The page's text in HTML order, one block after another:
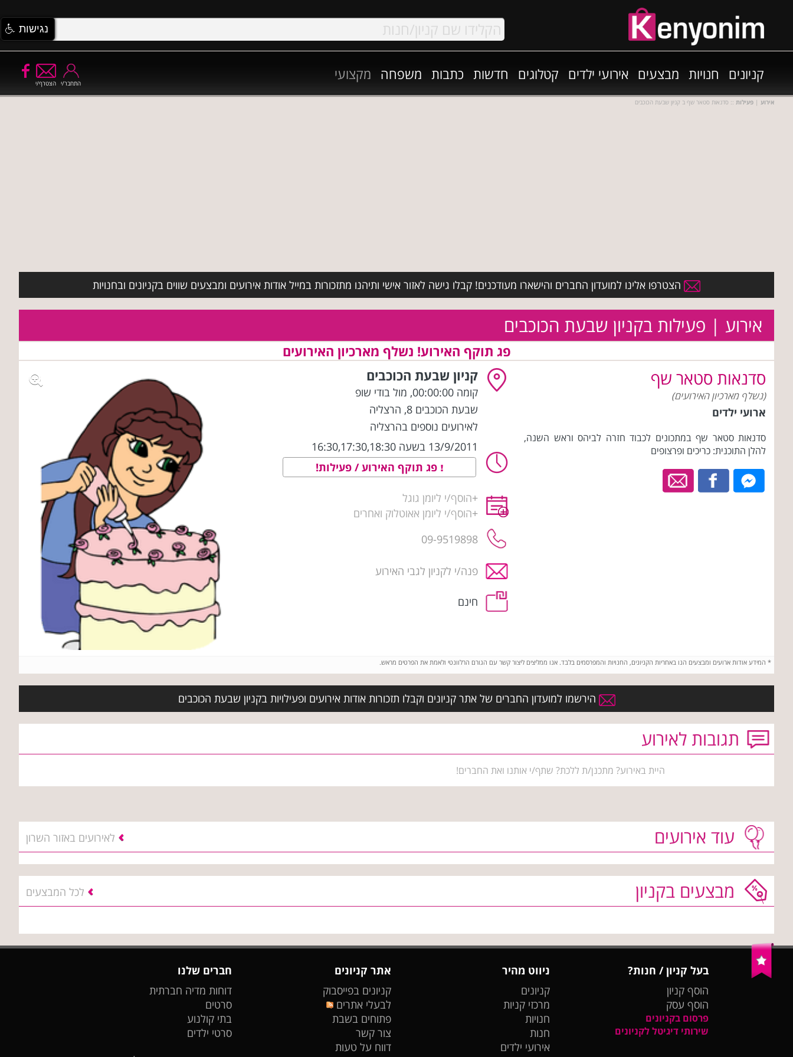
קניונים חנויות מבצעים אירועי ילדים קטלוגים חדשות כתבות משפחה מקצועי
הצטרף/י התחבר/י
אירוע | פעילות :: סדנאות סטאר שף ב קניון שבעת הכוכבים
הצטרפו אלינו למועדון החברים והישארו מעודכנים! קבלו גישה לאזור אישי ותיהנו מתזכורות במייל אודות אירועים ומבצעים שווים בקניונים ובחנויות
אירוע | פעילות בקניון שבעת הכוכבים
פג תוקף האירוע! נשלף מארכיון האירועים
סדנאות סטאר שף
(נשלף מארכיון האירועים)
ארועי ילדים
סדנאות סטאר שף במתכונים לכבוד חזרה לביהס וראש השנה,
להלן התוכנית: כריכים ופרצופים
קניון שבעת הכוכבים
קומה 00:00:00, מול בודי שופ
שבעת הכוכבים 8
, הרצליה
לאירועים נוספים בהרצליה
13/9/2011 בשעה 16:30,17:30,18:30
פג תוקף האירוע / פעילות!
+הוסף/י ליומן גוגל
+הוסף/י ליומן אאוטלוק ואחרים
09-9519898
פנה/י לקניון לגבי האירוע
חינם
* המידע אודות ארועים ומבצעים הנו באחריות הקניונים, החנויות והמפרסמים בלבד. אנו ממליצים ליצור קשר עם הגורם הרלוונטי ולאמת את הפרטים מראש.
הירשמו למועדון החברים של אתר קניונים וקבלו תזכורות אודות אירועים ופעילויות בקניון שבעת הכוכבים
תגובות לאירוע
היית באירוע? מתכנן/ת ללכת? שתף/י אותנו ואת החברים!
עוד אירועים לאירועים באזור השרון
מבצעים בקניון לכל המבצעים
בעל קניון / חנות?
הוסף קניון
הוסף עסק
פרסום בקניונים
שירותי דיגיטל לקניונים
ניווט מהיר
קניונים
מרכזי קניות
חנויות
חנות
אירועי ילדים
אתר קניונים
קניונים בפייסבוק
לבעלי אתרים
פתוחים בשבת
צור קשר
דווח על טעות
חברים שלנו
דוחות מדיה חברתית
סרטים
בתי קולנוע
סרטי ילדים
נגישות